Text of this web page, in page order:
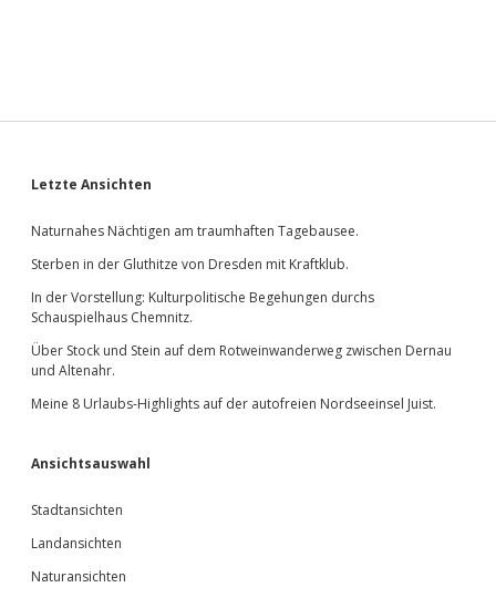
Sidebar
Letzte Ansichten
Naturnahes Nächtigen am traumhaften Tagebausee.
Sterben in der Gluthitze von Dresden mit Kraftklub.
In der Vorstellung: Kulturpolitische Begehungen durchs
Schauspielhaus Chemnitz.
Über Stock und Stein auf dem Rotweinwanderweg zwischen Dernau
und Altenahr.
Meine 8 Urlaubs-Highlights auf der autofreien Nordseeinsel Juist.
Ansichtsauswahl
Stadtansichten
Landansichten
Naturansichten